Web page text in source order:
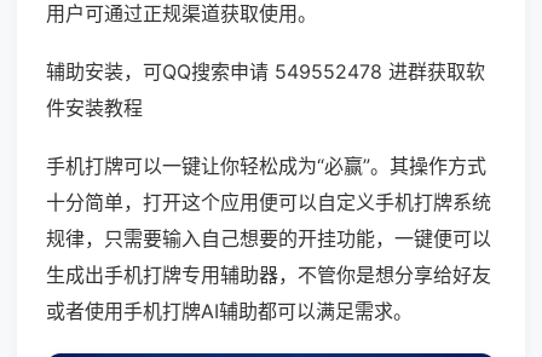
用户可通过正规渠道获取使用。
辅助安装，可QQ搜索申请 549552478 进群获取软
件安装教程
手机打牌可以一键让你轻松成为“必赢”。其操作方式
十分简单，打开这个应用便可以自定义手机打牌系统
规律，只需要输入自己想要的开挂功能，一键便可以
生成出手机打牌专用辅助器，不管你是想分享给好友
或者使用手机打牌AI辅助都可以满足需求。